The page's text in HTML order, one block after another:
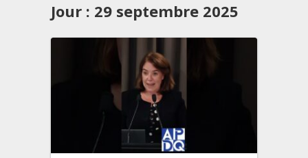
Jour : 29 septembre 2025